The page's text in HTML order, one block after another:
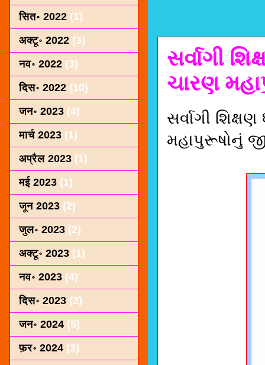
સર્વાગી
ચારણ
સર્વાગી
મહાપુરૂષોનું
सित॰ 2022 (1)
अक्टू॰ 2022 (3)
नव॰ 2022 (3)
दिस॰ 2022 (10)
जन॰ 2023 (4)
मार्च 2023 (1)
अप्रैल 2023 (1)
मई 2023 (1)
जून 2023 (2)
जुल॰ 2023 (2)
अक्टू॰ 2023 (1)
नव॰ 2023 (4)
दिस॰ 2023 (2)
जन॰ 2024 (5)
फ़र॰ 2024 (3)